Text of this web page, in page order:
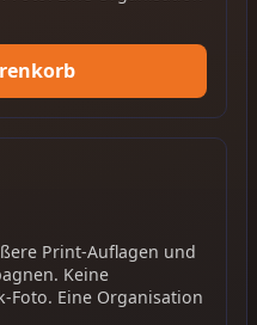
Print-Auflagen und
Keine
Foto. Eine Organisation